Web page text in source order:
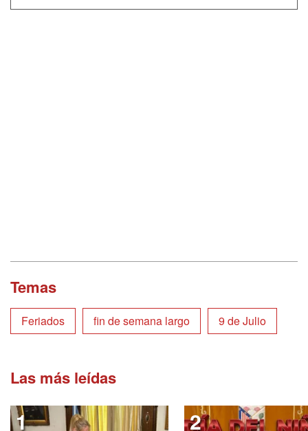
Temas
Feriados fin de semana largo 9 de Julio
Las más leídas